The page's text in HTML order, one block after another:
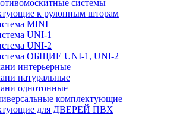
системы
к рулонным шторам
MINI
UNI-1
UNI-2
ОБЩИЕ UNI-1, UNI-2
интерьерные
натуральные
однотонные
комплектующие
для ДВЕРЕЙ ПВХ